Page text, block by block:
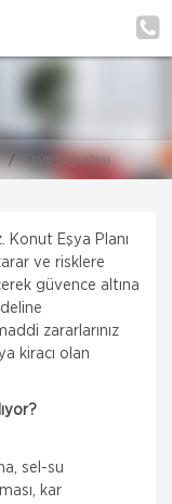
Eşya Sigortası
Konut Eşya Planı
ve risklere
güvence altına
zararlarınız
kiracı olan
sel-su
kar